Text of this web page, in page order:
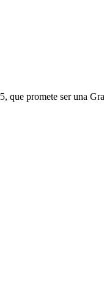
que promete ser una